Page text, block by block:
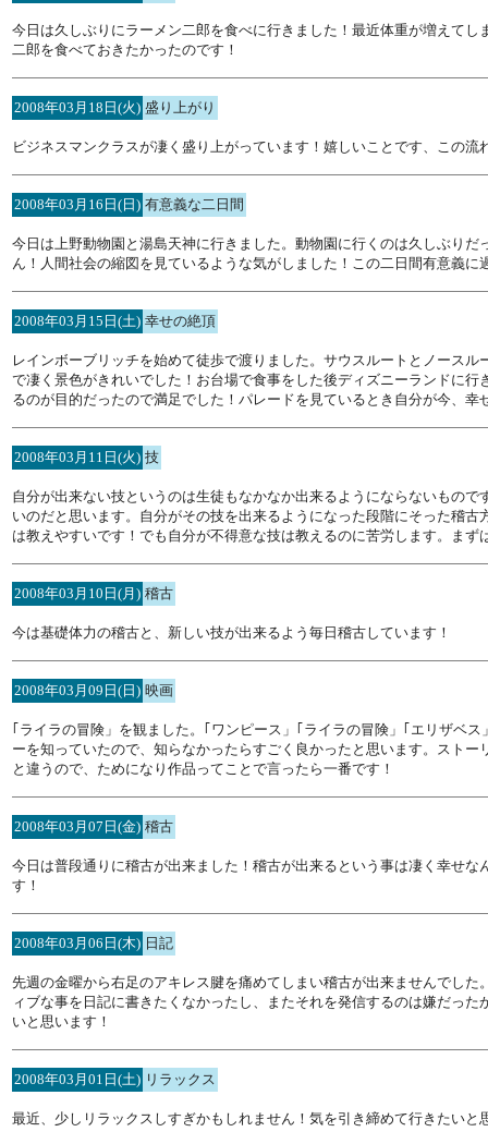
今日は久しぶりにラーメン二郎を食べに行きました！最近体重が増えて
二郎を食べておきたかったのです！
2008年03月18日(火) 盛り上がり
ビジネスマンクラスが凄く盛り上がっています！嬉しいことです、この
2008年03月16日(日) 有意義な二日間
今日は上野動物園と湯島天神に行きました。動物園に行くのは久しぶり
ん！人間社会の縮図を見ているような気がしました！この二日間有意義に
2008年03月15日(土) 幸せの絶頂
レインボーブリッチを始めて徒歩で渡りました。サウスルートとノース
で凄く景色がきれいでした！お台場で食事をした後ディズニーランドに
るのが目的だったので満足でした！パレードを見ているとき自分が今、幸
2008年03月11日(火) 技
自分が出来ない技というのは生徒もなかなか出来るようにならないもの
いのだと思います。自分がその技を出来るようになった段階にそった稽
は教えやすいです！でも自分が不得意な技は教えるのに苦労します。ま
2008年03月10日(月) 稽古
今は基礎体力の稽古と、新しい技が出来るよう毎日稽古しています！
2008年03月09日(日) 映画
｢ライラの冒険」を観ました。｢ワンピース」｢ライラの冒険」｢エリザベ
ーを知っていたので、知らなかったらすごく良かったと思います。スト
と違うので、ためになり作品ってことで言ったら一番です！
2008年03月07日(金) 稽古
今日は普段通りに稽古が出来ました！稽古が出来るという事は凄く幸せ
す！
2008年03月06日(木) 日記
先週の金曜から右足のアキレス腱を痛めてしまい稽古が出来ませんでし
ィブな事を日記に書きたくなかったし、またそれを発信するのは嫌だっ
いと思います！
2008年03月01日(土) リラックス
最近、少しリラックスしすぎかもしれません！気を引き締めて行きたいと